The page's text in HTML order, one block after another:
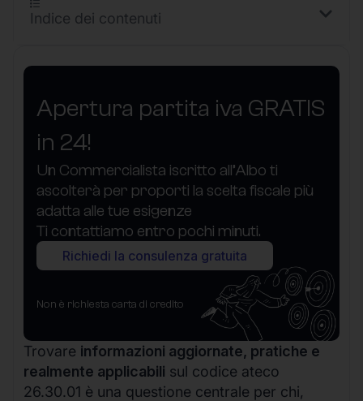
Apertura partita iva GRATIS
in 24!
Un Commercialista iscritto all’Albo ti
ascolterà per proporti la scelta fiscale più
adatta alle tue esigenze
Ti contattiamo entro pochi minuti.
Richiedi la consulenza gratuita
Non è richiesta carta di credito
Trovare informazioni aggiornate, pratiche e
realmente applicabili sul codice ateco
26.30.01 è una questione centrale per chi,
Indice dei contenuti